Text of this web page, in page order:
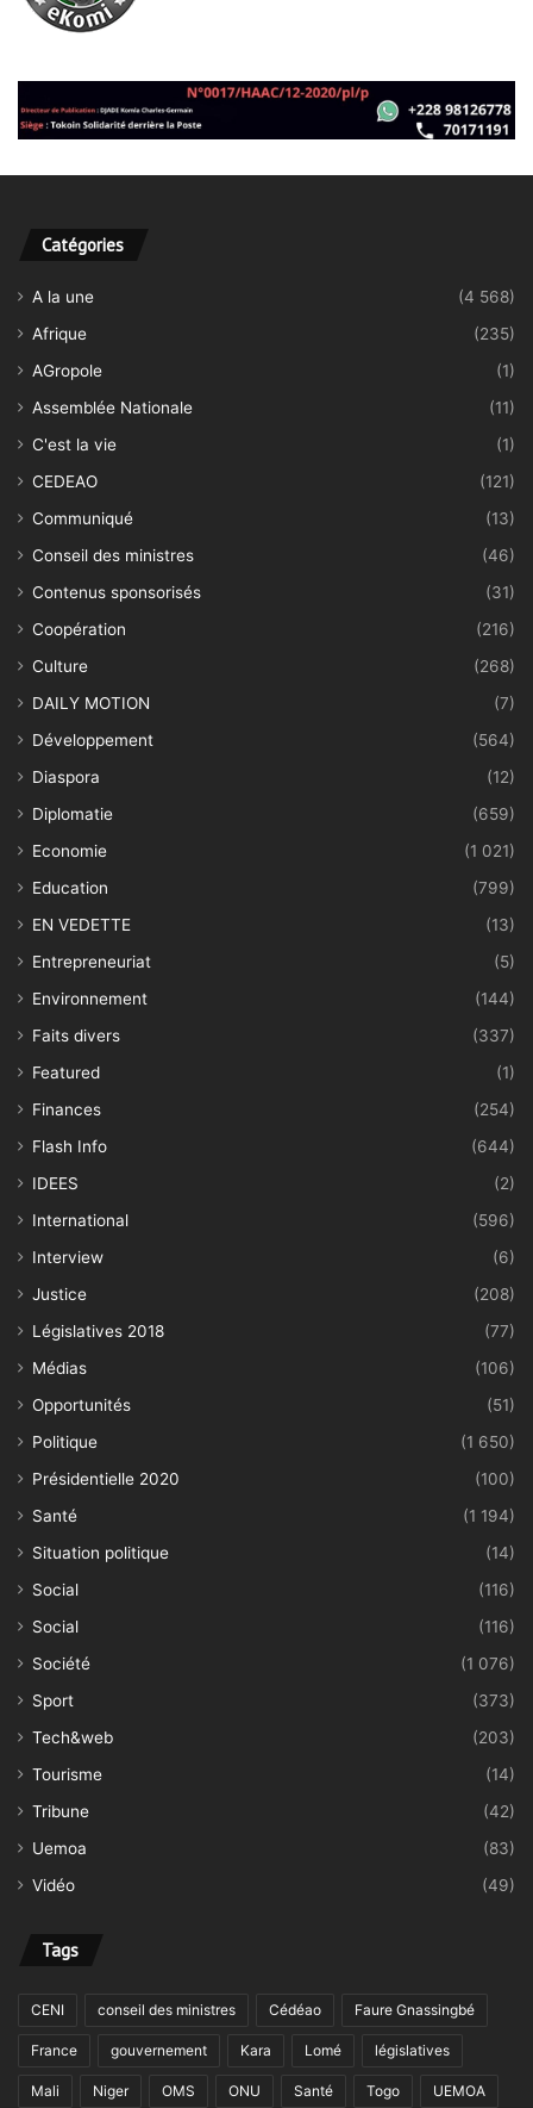
Catégories
A la une
(4 568)
Afrique
(235)
AGropole
(1)
Assemblée Nationale
(11)
C'est la vie
(1)
CEDEAO
(121)
Communiqué
(13)
Conseil des ministres
(46)
Contenus sponsorisés
(31)
Coopération
(216)
Culture
(268)
DAILY MOTION
(7)
Développement
(564)
Diaspora
(12)
Diplomatie
(659)
Economie
(1 021)
Education
(799)
EN VEDETTE
(13)
Entrepreneuriat
(5)
Environnement
(144)
Faits divers
(337)
Featured
(1)
Finances
(254)
Flash Info
(644)
IDEES
(2)
International
(596)
Interview
(6)
Justice
(208)
Législatives 2018
(77)
Médias
(106)
Opportunités
(51)
Politique
(1 650)
Présidentielle 2020
(100)
Santé
(1 194)
Situation politique
(14)
Social
(116)
Social
(116)
Société
(1 076)
Sport
(373)
Tech&web
(203)
Tourisme
(14)
Tribune
(42)
Uemoa
(83)
Vidéo
(49)
Tags
CENI conseil des ministres Cédéao Faure Gnassingbé
France gouvernement Kara Lomé législatives
Mali Niger OMS ONU Santé Togo UEMOA